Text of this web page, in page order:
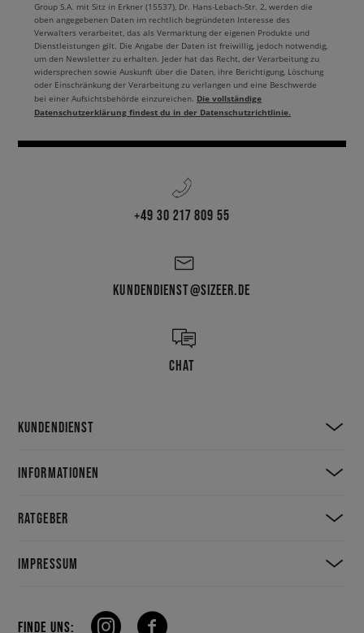
Group S.A. mit Sitz in Erkner (15537), Dr. Hans-Lebach-Str. 2, werden die
oben angegebenen Daten im rechtlich begründeten Interesse des
Verwalters verarbeitet, das als Vermarktung der eigenen Produkte und
Dienstleistungen gilt. Die Angabe der Daten ist freiwillig, jedoch notwendig,
um den Newsletter zu erhalten. Jeder hat das Recht, der Verarbeitung zu
widersprechen sowie Auskunft über die Daten, ihre Berichtigung, Löschung
oder Einschränkung der Verarbeitung zu verlangen und eine Beschwerde
bei einer Aufsichtsbehörde einzureichen. Die vollständige
Datenschutzerklärung findest du in der Datenschutzrichtlinie.
+49 30 217 809 55
KUNDENDIENST@SIZEER.DE
CHAT
KUNDENDIENST
INFORMATIONEN
RATGEBER
IMPRESSUM
FINDE UNS: